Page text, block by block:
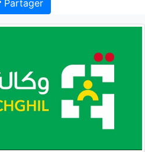
Partager